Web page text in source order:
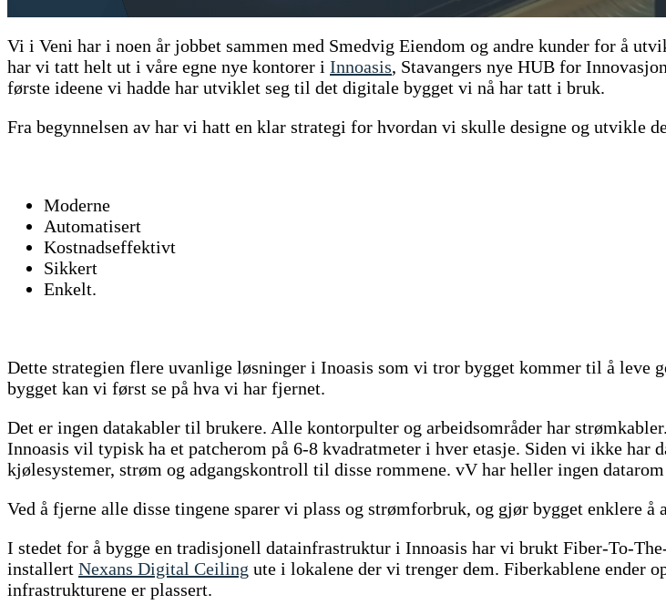
Vi i Veni har i noen år jobbet sammen med Smedvig Eiendom og andre kunder for å
har vi tatt helt ut i våre egne nye kontorer i Innoasis, Stavangers nye HUB for
første ideene vi hadde har utviklet seg til det digitale bygget vi nå har tatt i bruk.
Fra begynnelsen av har vi hatt en klar strategi for hvordan vi skulle designe og utvikle
Moderne
Automatisert
Kostnadseffektivt
Sikkert
Enkelt.
Dette strategien flere uvanlige løsninger i Inoasis som vi tror bygget kommer til å leve
bygget kan vi først se på hva vi har fjernet.
Det er ingen datakabler til brukere. Alle kontorpulter og arbeidsområder har
Innoasis vil typisk ha et patcherom på 6-8 kvadratmeter i hver etasje. Siden vi ikke
kjølesystemer, strøm og adgangskontroll til disse rommene. vV har heller ingen datarom
Ved å fjerne alle disse tingene sparer vi plass og strømforbruk, og gjør bygget enklere å
I stedet for å bygge en tradisjonell datainfrastruktur i Innoasis har vi brukt Fiber-To-
installert Nexans Digital Ceiling ute i lokalene der vi trenger dem. Fiberkablene ender
infrastrukturene er plassert.